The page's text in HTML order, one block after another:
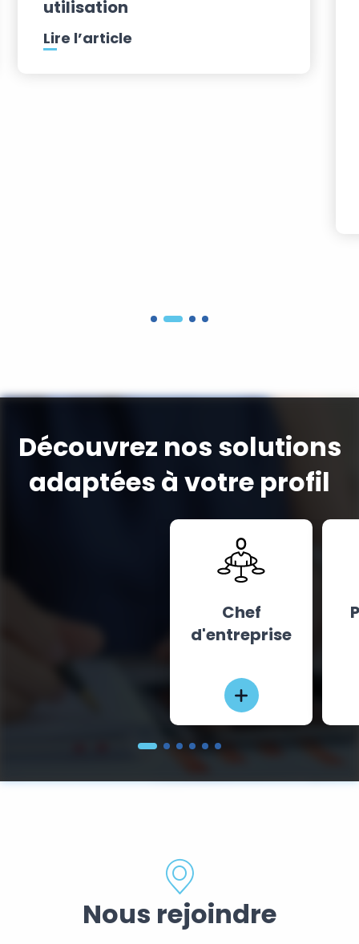
utilisation
Lire l’article
Découvrez nos solutions
adaptées à votre profil
Chef
d'entreprise
Nous rejoindre